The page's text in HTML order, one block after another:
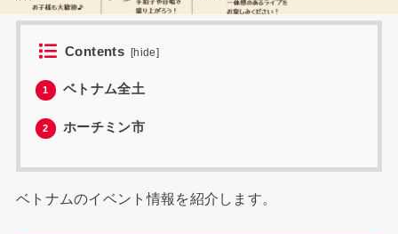
Contents [hide]
1 ベトナム全土
2 ホーチミン市
ベトナムのイベント情報を紹介します。